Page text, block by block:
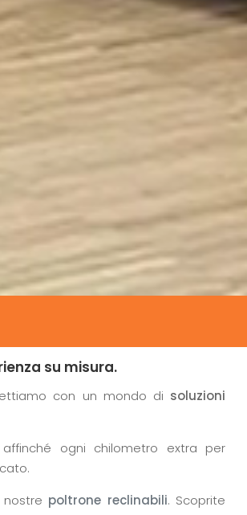
su misura.
con un mondo di soluzioni
ogni chilometro extra per
poltrone reclinabili. Scoprite